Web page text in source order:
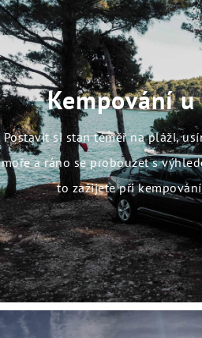
Kempování
Postavit si stan téměř na pláži,
moře a ráno se probouzet s
to zažijete při